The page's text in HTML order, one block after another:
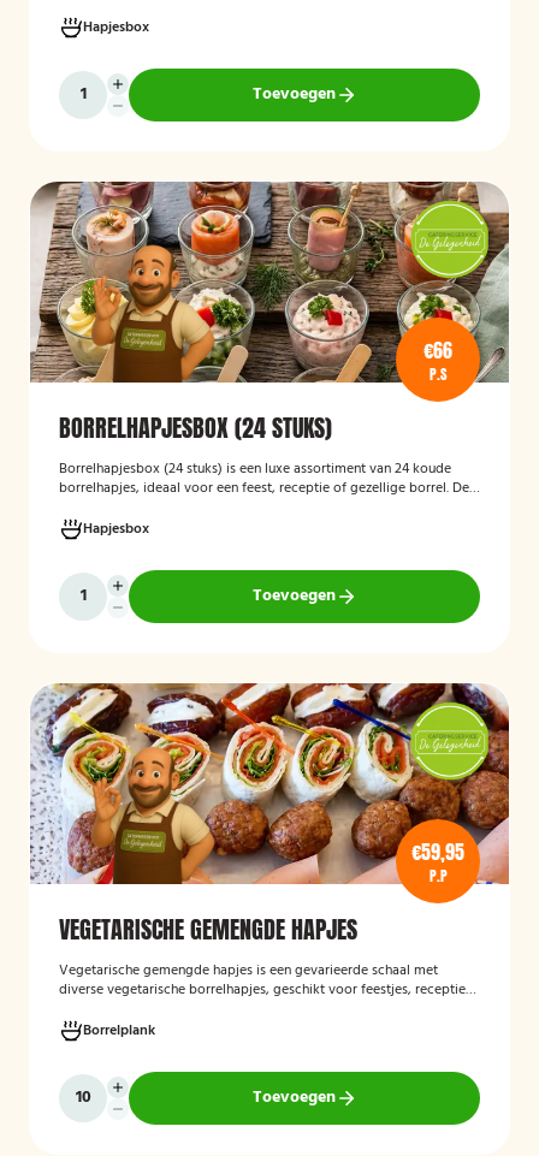
klaar worden geleverd, zodat u uw gasten eenvoudig kunt trakteren
op een smaakvolle en feestelijke borrelervaring.
Hapjesbox
Toevoegen
€66
P.S
BORRELHAPJESBOX (24 STUKS)
Borrelhapjesbox (24 stuks) is een luxe assortiment van 24 koude
borrelhapjes, ideaal voor een feest, receptie of gezellige borrel. De
zalmrolletjes, brie met notenmelange en vitello tonato, verzorgd
gepresenteerd en direct klaar om te serveren.
Hapjesbox
Toevoegen
€59,95
P.P
VEGETARISCHE GEMENGDE HAPJES
Vegetarische gemengde hapjes is een gevarieerde schaal met
diverse vegetarische borrelhapjes, geschikt voor feestjes, recepties
smaakvolle vegetarische snacks en biedt een afwisselend
assortiment voor gasten die geen vlees eten.
Borrelplank
Toevoegen